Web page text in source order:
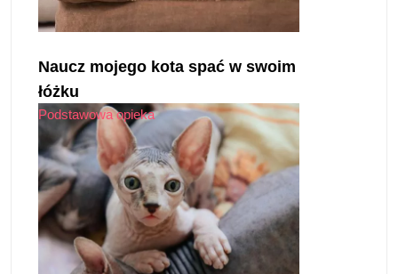
Naucz mojego kota spać w swoim
łóżku
Podstawowa opieka